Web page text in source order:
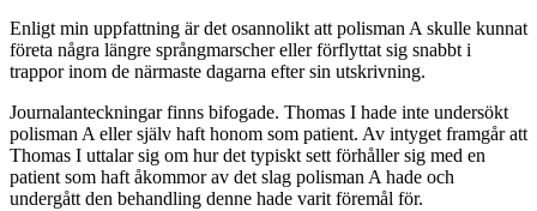
Enligt min uppfattning är det osannolikt att polisman A skulle kunnat
företa några längre språngmarscher eller förflyttat sig snabbt i
trappor inom de närmaste dagarna efter sin utskrivning.
Journalanteckningar finns bifogade. Thomas I hade inte undersökt
polisman A eller själv haft honom som patient. Av intyget framgår att
Thomas I uttalar sig om hur det typiskt sett förhåller sig med en
patient som haft åkommor av det slag polisman A hade och
undergått den behandling denne hade varit föremål för.